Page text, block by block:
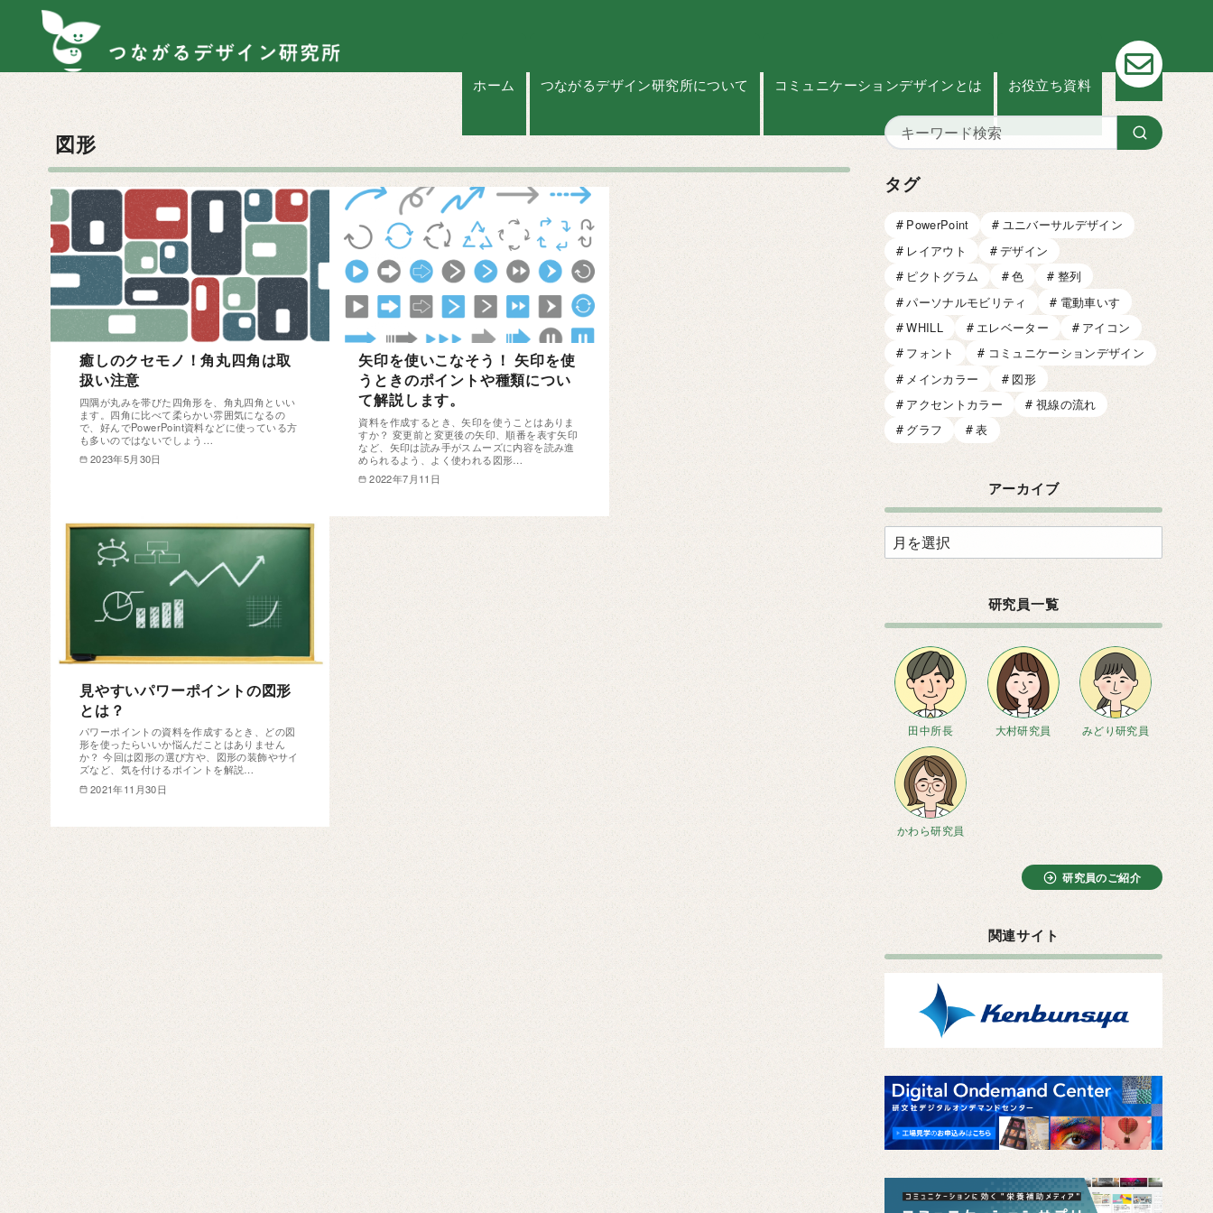
ホーム つながるデザイン研究所について コミュニケーションデザインとは お役立ち資料
図形
癒しのクセモノ！角丸四角は取
扱い注意
四隅が丸みを帯びた四角形を、角丸四角といい
ます。四角に比べて柔らかい雰囲気になるの
で、好んでPowerPoint資料などに使っている方
も多いのではないでしょう…
2023年5月30日
矢印を使いこなそう！ 矢印を使
うときのポイントや種類につい
て解説します。
資料を作成するとき、矢印を使うことはありま
すか？ 変更前と変更後の矢印、順番を表す矢印
など、矢印は読み手がスムーズに内容を読み進
められるよう、よく使われる図形…
2022年7月11日
見やすいパワーポイントの図形
とは？
パワーポイントの資料を作成するとき、どの図
形を使ったらいいか悩んだことはありません
か？ 今回は図形の選び方や、図形の装飾やサイ
ズなど、気を付けるポイントを解説…
2021年11月30日
タグ
PowerPoint
ユニバーサルデザイン
レイアウト
デザイン
ピクトグラム
色
整列
パーソナルモビリティ
電動車いす
WHILL
エレベーター
アイコン
フォント
コミュニケーションデザイン
メインカラー
図形
アクセントカラー
視線の流れ
グラフ
表
アーカイブ
ア
ー
ブ
研究員一覧
田中所長 大村研究員 みどり研究員
かわら研究員
研究員のご紹介
関連サイト